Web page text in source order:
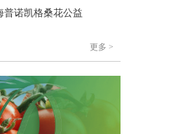
普诺凯格桑花公益
更多 >